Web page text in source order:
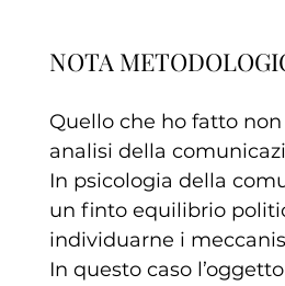
NOTA
Quello che ho fatto
analisi della
In psicologia della
un finto equilibrio
individuarne i
In questo caso